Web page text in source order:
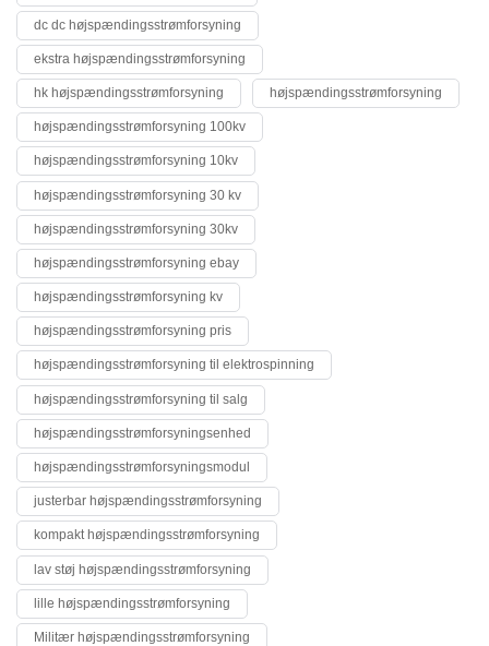
dc dc højspændingsstrømforsyning
ekstra højspændingsstrømforsyning
hk højspændingsstrømforsyning højspændingsstrømforsyning
højspændingsstrømforsyning 100kv
højspændingsstrømforsyning 10kv
højspændingsstrømforsyning 30 kv
højspændingsstrømforsyning 30kv
højspændingsstrømforsyning ebay
højspændingsstrømforsyning kv
højspændingsstrømforsyning pris
højspændingsstrømforsyning til elektrospinning
højspændingsstrømforsyning til salg
højspændingsstrømforsyningsenhed
højspændingsstrømforsyningsmodul
justerbar højspændingsstrømforsyning
kompakt højspændingsstrømforsyning
lav støj højspændingsstrømforsyning
lille højspændingsstrømforsyning
Militær højspændingsstrømforsyning